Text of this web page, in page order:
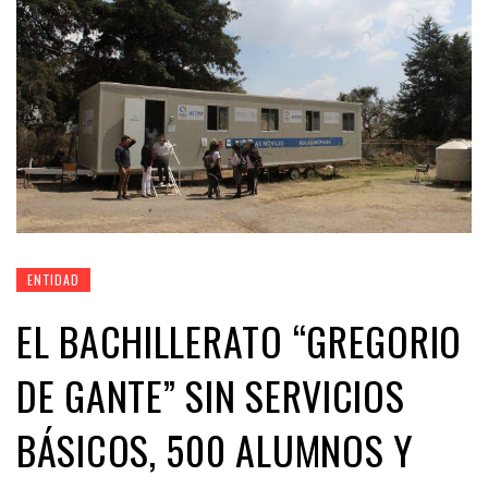
ENTIDAD
EL BACHILLERATO “GREGORIO
DE GANTE” SIN SERVICIOS
BÁSICOS, 500 ALUMNOS Y